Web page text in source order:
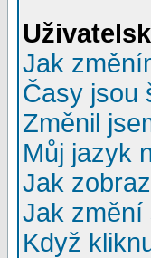
Jak
Časy jsou
Změnil
Můj jazyk
Jak
Jak změní
Když